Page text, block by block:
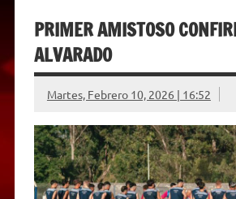
PRIMER AMISTOSO
ALVARADO
Martes, Febrero 10, 2026 | 16:52